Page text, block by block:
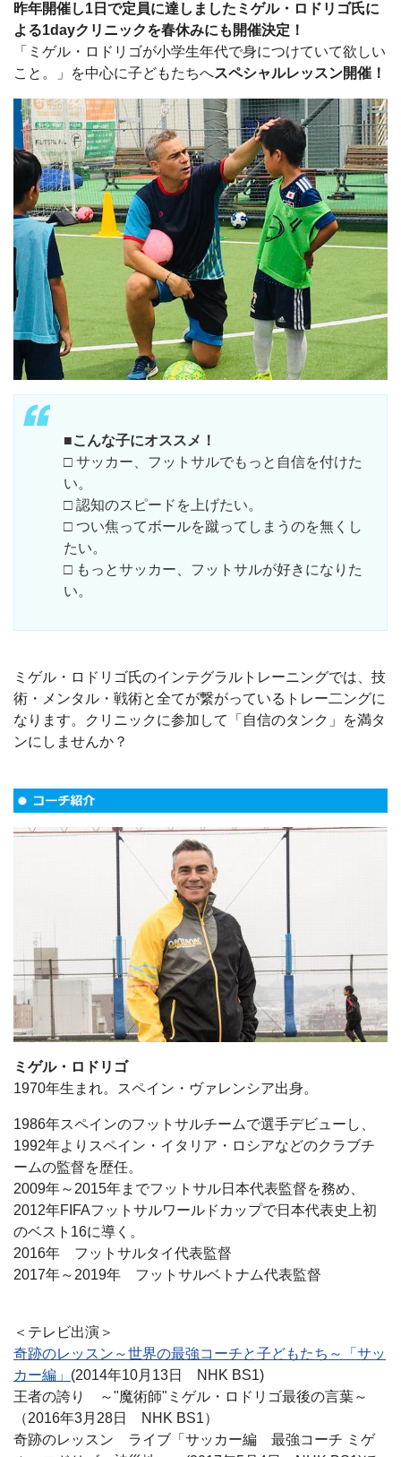
昨年開催し1日で定員に達しましたミゲル・ロドリゴ氏に
よる1dayクリニックを春休みにも開催決定！
「ミゲル・ロドリゴが小学生年代で身につけていて欲しい
こと。」を中心に子どもたちへスペシャルレッスン開催！
■こんな子にオススメ！
□ サッカー、フットサルでもっと自信を付けた
い。
□ 認知のスピードを上げたい。
□ つい焦ってボールを蹴ってしまうのを無くし
たい。
□ もっとサッカー、フットサルが好きになりた
い。
ミゲル・ロドリゴ氏のインテグラルトレーニングでは、技
術・メンタル・戦術と全てが繋がっているトレー二ングに
なります。クリニックに参加して「自信のタンク」を満タ
ンにしませんか？
ミゲル・ロドリゴ
1970年生まれ。スペイン・ヴァレンシア出身。
1986年スペインのフットサルチームで選手デビューし、
1992年よりスペイン・イタリア・ロシアなどのクラブチ
ームの監督を歴任。
2009年～2015年までフットサル日本代表監督を務め、
2012年FIFAフットサルワールドカップで日本代表史上初
のベスト16に導く。
2016年 フットサルタイ代表監督
2017年～2019年 フットサルベトナム代表監督
＜テレビ出演＞
奇跡のレッスン～世界の最強コーチと子どもたち～「サッ
カー編」 (2014年10月13日 NHK BS1)
王者の誇り ～"魔術師"ミゲル・ロドリゴ最後の言葉～
（2016年3月28日 NHK BS1）
奇跡のレッスン ライブ「サッカー編 最強コーチ ミゲ